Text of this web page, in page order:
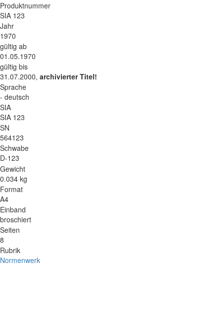
Produktnummer
SIA 123
Jahr
1970
gültig ab
01.05.1970
gültig bis
31.07.2000, archivierter Titel!
Sprache
- deutsch
SIA
SIA 123
SN
564123
Schwabe
D-123
Gewicht
0.034 kg
Format
A4
Einband
broschiert
Seiten
8
Rubrik
Normenwerk